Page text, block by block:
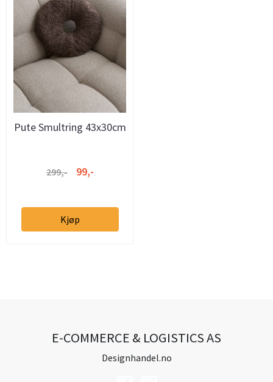
Pute Smultring 43x30cm
299,- 99,-
Kjøp
E-COMMERCE & LOGISTICS AS
Designhandel.no